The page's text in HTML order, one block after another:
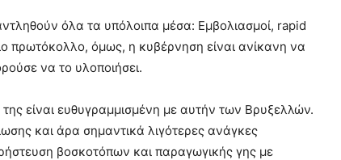
όλα τα υπόλοιπα μέσα: Εμβολιασμοί, rapid
πρωτόκολλο, όμως, η κυβέρνηση είναι ανίκανη να
να το υλοποιήσει.
είναι ευθυγραμμισμένη με αυτήν των Βρυξελλών.
και άρα σημαντικά λιγότερες ανάγκες
βοσκοτόπων και παραγωγικής γης με